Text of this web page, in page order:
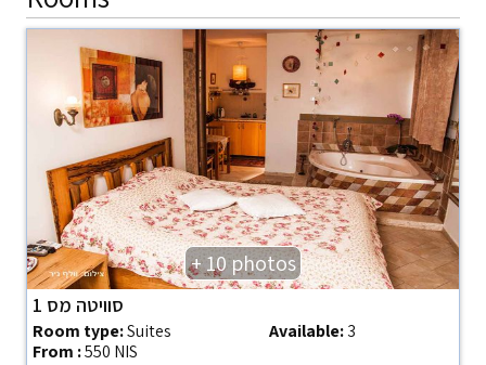
+ 10 photos
סוויטה מס 1
Room type:Suites Available:3
From :550 NIS